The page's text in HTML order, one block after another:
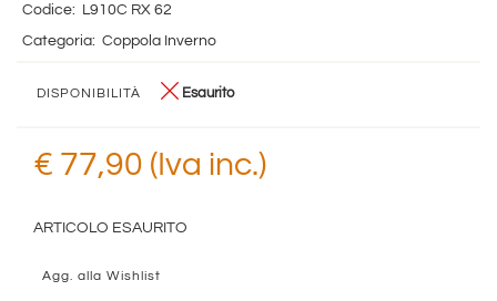
Codice: L910C RX 62
Categoria: Coppola Inverno
DISPONIBILITÀ Esaurito
€ 77,90 (Iva inc.)
ARTICOLO ESAURITO
Agg. alla Wishlist